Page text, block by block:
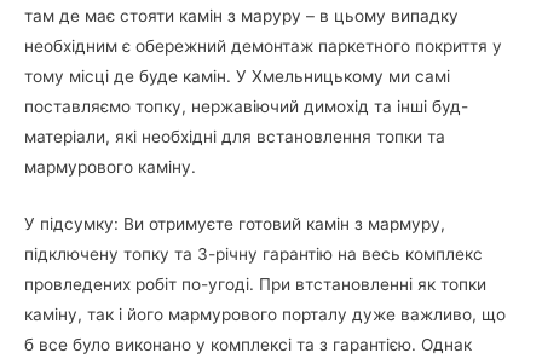
там де має стояти камін з маруру – в цьому випадку
необхідним є обережний демонтаж паркетного покриття у
тому місці де буде камін. У Хмельницькому ми самі
поставляємо топку, нержавіючий димохід та інші буд-
матеріали, які необхідні для встановлення топки та
мармурового каміну.
У підсумку: Ви отримуєте готовий камін з мармуру,
підключену топку та 3-річну гарантію на весь комплекс
провледених робіт по-угоді. При втстановленні як топки
каміну, так і його мармурового порталу дуже важливо, що
б все було виконано у комплексі та з гарантією. Однак